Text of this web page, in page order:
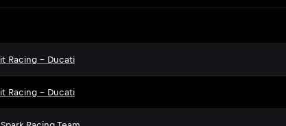
Racing - Ducati
Racing - Ducati